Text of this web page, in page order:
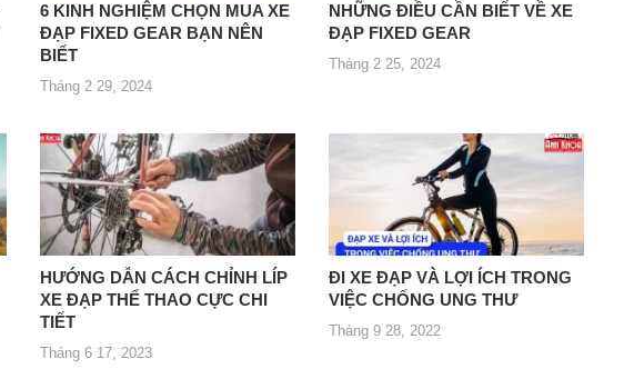
6 KINH NGHIỆM CHỌN MUA XE
ĐẠP FIXED GEAR BẠN NÊN
BIẾT
Tháng 2 29, 2024
NHỮNG ĐIỀU CẦN BIẾT VỀ XE
ĐẠP FIXED GEAR
Tháng 2 25, 2024
HƯỚNG DẪN CÁCH CHỈNH LÍP
XE ĐẠP THỂ THAO CỰC CHI
TIẾT
Tháng 6 17, 2023
ĐI XE ĐẠP VÀ LỢI ÍCH TRONG
VIỆC CHỐNG UNG THƯ
Tháng 9 28, 2022